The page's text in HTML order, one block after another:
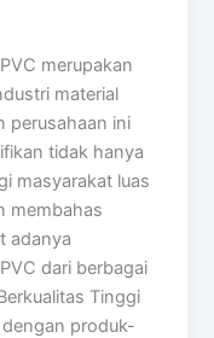
merupakan
material
perusahaan ini
tidak hanya
masyarakat luas
membahas
adanya
dari berbagai
Tinggi
produk-